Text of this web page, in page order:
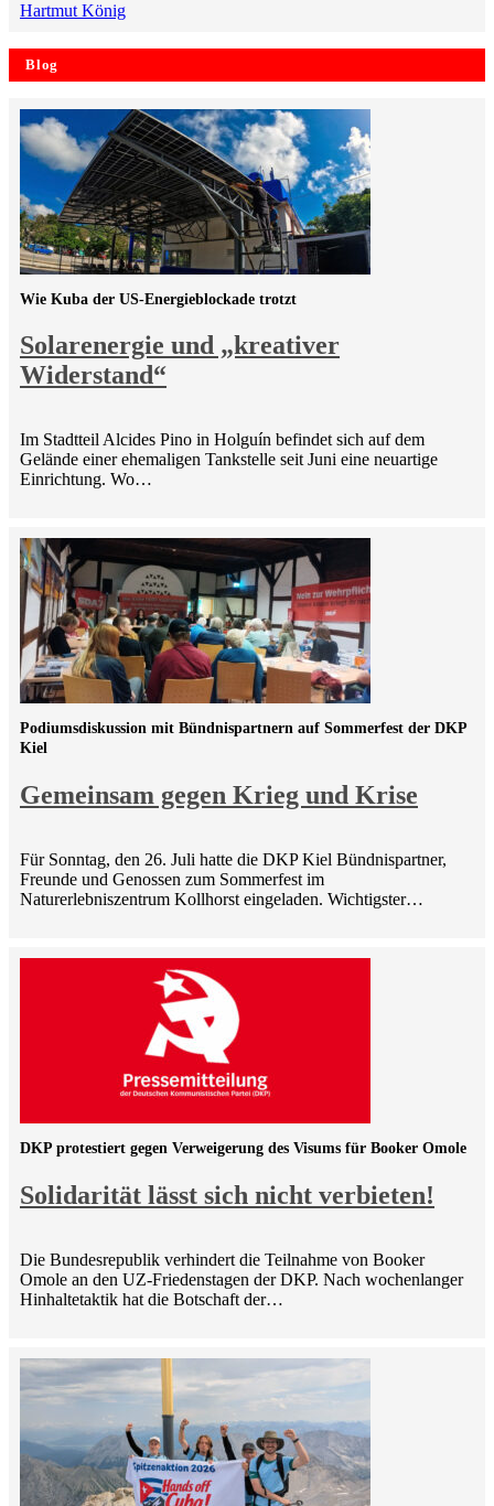
Hartmut König
Blog
Solarenergie und „kreativer
Widerstand“
Wie Kuba der US-Energieblockade trotzt
Im Stadtteil Alcides Pino in Holguín befindet sich auf dem
Gelände einer ehemaligen Tankstelle seit Juni eine neuartige
Einrichtung. Wo…
Gemeinsam gegen Krieg und Krise
Podiumsdiskussion mit Bündnispartnern auf Sommerfest der DKP
Kiel
Für Sonntag, den 26. Juli hatte die DKP Kiel Bündnispartner,
Freunde und Genossen zum Sommerfest im
Naturerlebniszentrum Kollhorst eingeladen. Wichtigster…
Solidarität lässt sich nicht verbieten!
DKP protestiert gegen Verweigerung des Visums für Booker Omole
Die Bundesrepublik verhindert die Teilnahme von Booker
Omole an den UZ-Friedenstagen der DKP. Nach wochenlanger
Hinhaltetaktik hat die Botschaft der…